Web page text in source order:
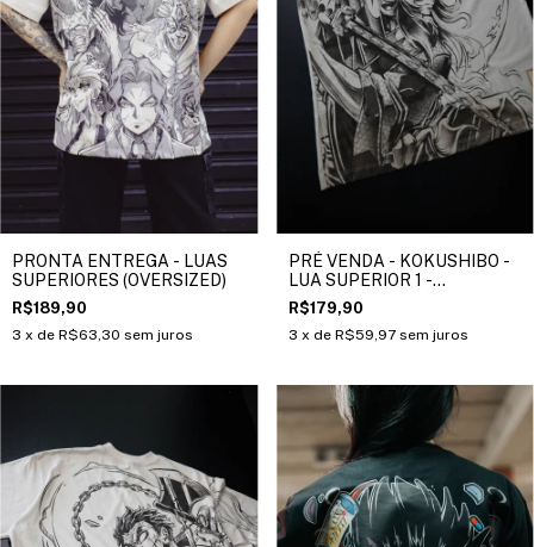
PRONTA ENTREGA - LUAS
SUPERIORES (OVERSIZED)
R$189,90
3 x de R$63,30 sem juros
PRÉ VENDA - KOKUSHIBO -
LUA SUPERIOR 1 -
(OVERSIZED) - DEMON
SLAYER
R$179,90
3 x de R$59,97 sem juros